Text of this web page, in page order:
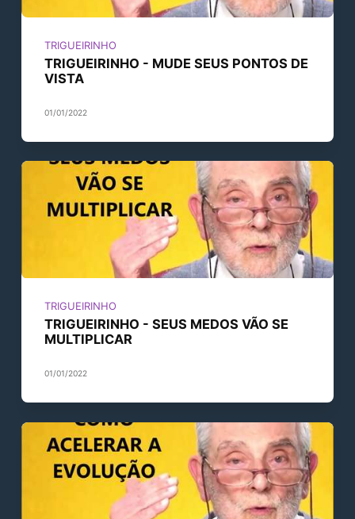
TRIGUEIRINHO
TRIGUEIRINHO - MUDE SEUS PONTOS DE
VISTA
01/01/2022
TRIGUEIRINHO
TRIGUEIRINHO - SEUS MEDOS VÃO SE
MULTIPLICAR
01/01/2022